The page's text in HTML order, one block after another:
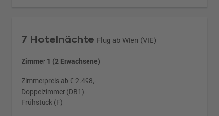
7 Hotelnächte Flug ab Wien (VIE)
Zimmer 1 (2 Erwachsene)
Zimmerpreis ab € 2.498,-
Doppelzimmer (DB1)
Frühstück (F)